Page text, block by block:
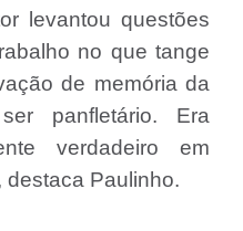
levantou questões
no que tange
de memória da
panfletário. Era
verdadeiro em
Paulinho.